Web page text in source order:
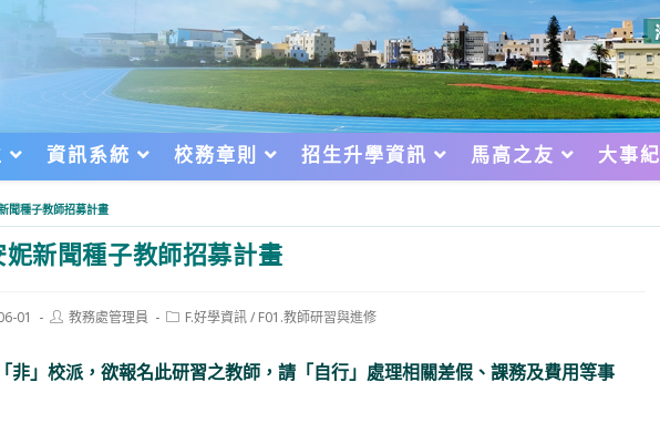
資訊系統 校務章則 招生升學資訊 馬高之友 大事紀
聞種子教師招募計畫
新聞種子教師招募計畫
01
Post教務處管理員
PostF.好學資訊/ F01.教師研習與進修
非」校派，欲報名此研習之教師，請「自行」處理相關差假、課務及費用等事